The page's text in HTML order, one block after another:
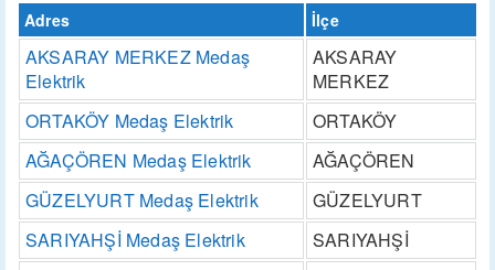
Adres İlçe
AKSARAY MERKEZ Medaş
Elektrik
AKSARAY
MERKEZ
ORTAKÖY Medaş Elektrik
ORTAKÖY
AĞAÇÖREN Medaş Elektrik
AĞAÇÖREN
GÜZELYURT Medaş Elektrik
GÜZELYURT
SARIYAHŞİ Medaş Elektrik
SARIYAHŞİ